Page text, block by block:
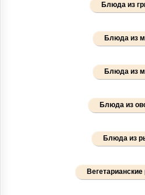
Блюда из
Блюда из
Блюда из
Блюда из
Блюда из